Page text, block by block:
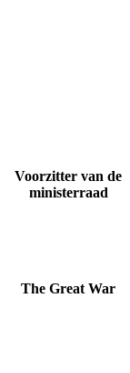
Voorzitter van de
ministerraad
The Great War